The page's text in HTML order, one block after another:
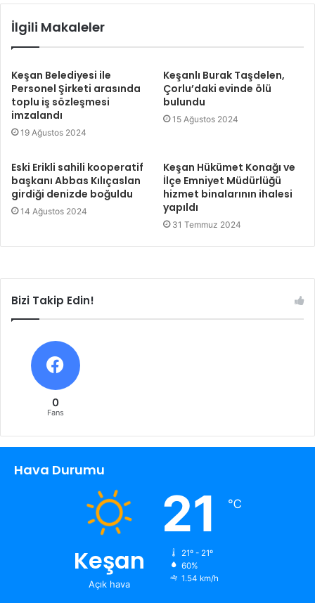
İlgili Makaleler
Keşan Belediyesi ile
Personel Şirketi arasında
toplu iş sözleşmesi
imzalandı
19 Ağustos 2024
Keşanlı Burak Taşdelen,
Çorlu’daki evinde ölü
bulundu
15 Ağustos 2024
Eski Erikli sahili kooperatif
başkanı Abbas Kılıçaslan
girdiği denizde boğuldu
14 Ağustos 2024
Keşan Hükümet Konağı ve
İlçe Emniyet Müdürlüğü
hizmet binalarının ihalesi
yapıldı
31 Temmuz 2024
Bizi Takip Edin!
0
Fans
Hava Durumu
Keşan
Açık hava
21 ℃
21º - 21º
60%
1.54 km/h